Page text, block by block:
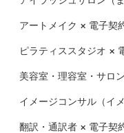
アートメイク × 電子契
ピラティススタジオ ×
美容室・理容室・サロ
イメージコンサル（イ
翻訳・通訳者 × 電子契